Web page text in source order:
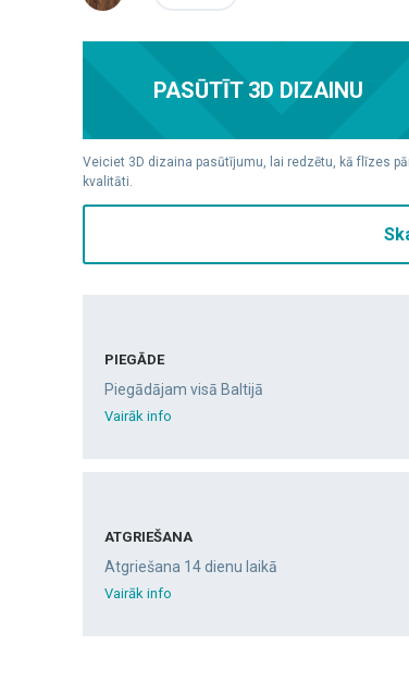
PASŪTĪT 3D DIZAINU
Veiciet 3D dizaina pasūtījumu, lai redzētu, kā flīzes
kvalitāti.
PIEGĀDE
Piegādājam visā Baltijā
Vairāk info
ATGRIEŠANA
Atgriešana 14 dienu laikā
Vairāk info